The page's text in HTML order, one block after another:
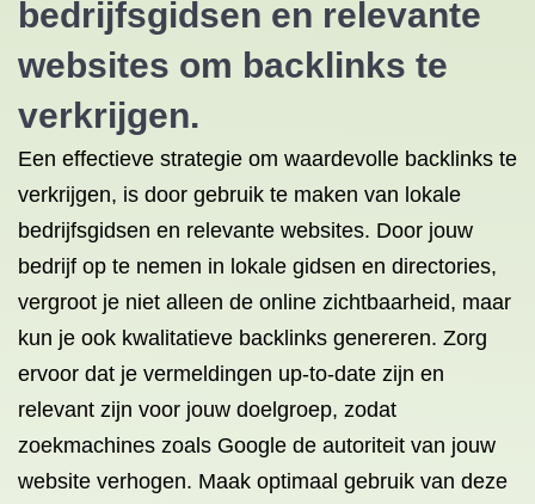
bedrijfsgidsen en relevante
websites om backlinks te
verkrijgen.
Een effectieve strategie om waardevolle backlinks te
verkrijgen, is door gebruik te maken van lokale
bedrijfsgidsen en relevante websites. Door jouw
bedrijf op te nemen in lokale gidsen en directories,
vergroot je niet alleen de online zichtbaarheid, maar
kun je ook kwalitatieve backlinks genereren. Zorg
ervoor dat je vermeldingen up-to-date zijn en
relevant zijn voor jouw doelgroep, zodat
zoekmachines zoals Google de autoriteit van jouw
website verhogen. Maak optimaal gebruik van deze